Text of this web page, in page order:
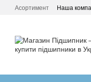
Перейти до основного
Асортимент Наша